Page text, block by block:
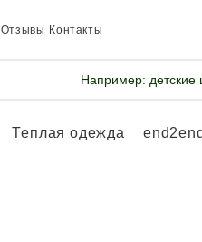
Отзывы Контакты
Например:
Теплая одежда end2end